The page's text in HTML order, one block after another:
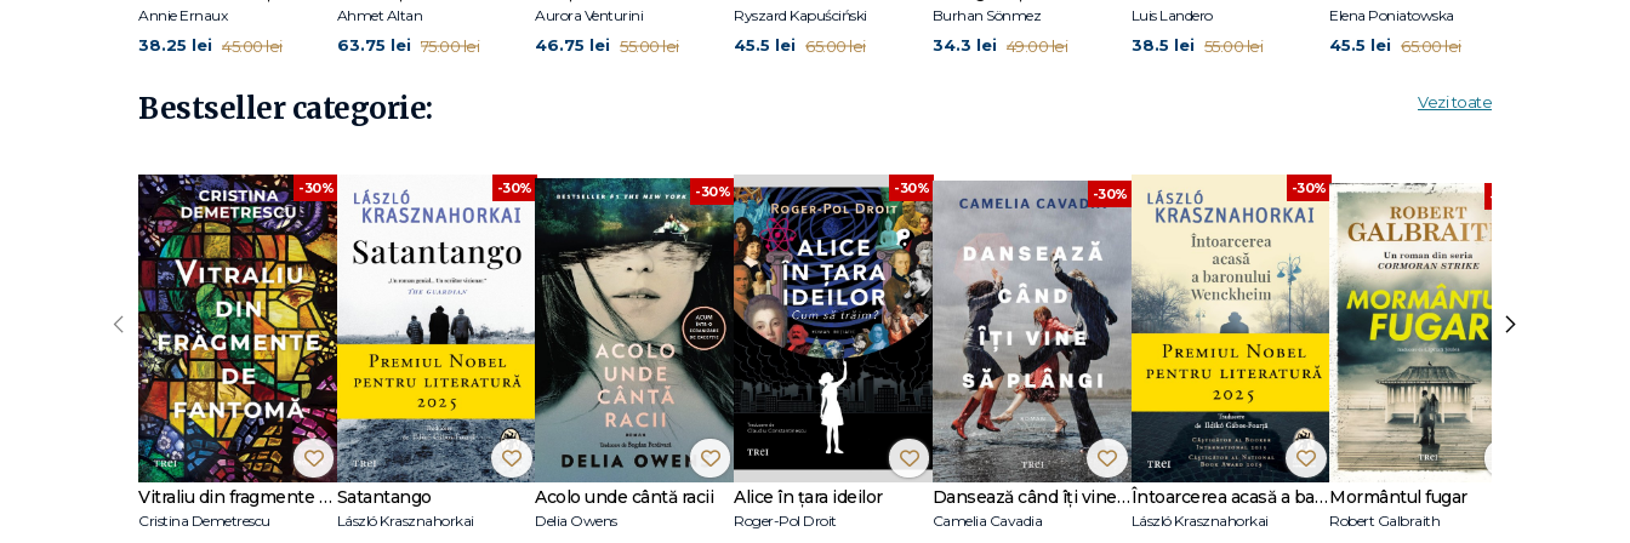
Annie Ernaux
38.25 lei 45.00 lei
Ahmet Altan
63.75 lei 75.00 lei
Aurora Venturini
46.75 lei 55.00 lei
Ryszard Kapuściński
45.5 lei 65.00 lei
Burhan Sönmez
34.3 lei 49.00 lei
Luis Landero
38.5 lei 55.00 lei
Elena Poniatowska
45.5 lei 65.00 lei
Bestseller categorie: Vezi toate
-30%
Vitraliu din fragmente de fantomă
Cristina Demetrescu
-30%
Satantango
László Krasznahorkai
-30%
Acolo unde cântă racii
Delia Owens
-30%
Alice în țara ideilor
Roger-Pol Droit
-30%
Dansează când îți vine să plângi
Camelia Cavadia
-30%
Întoarcerea acasă a baronului Wenckheim
László Krasznahorkai
-30%
Mormântul fugar
Robert Galbraith
‹ ›